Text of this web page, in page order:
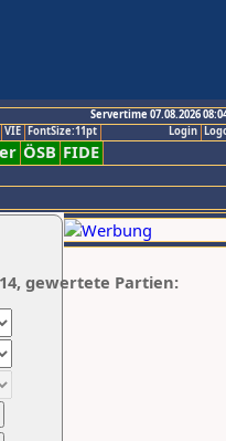
Servertime 07.08.2026
Login
VIE FontSize:11pt
ÖSB FIDE
gewertete Partien: